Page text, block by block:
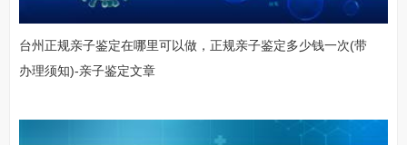
台州正规亲子鉴定在哪里可以做，正规亲子鉴定多少钱一次(带
办理须知)-亲子鉴定文章